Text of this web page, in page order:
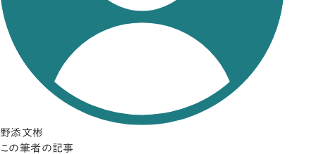
野添文彬
この筆者の記事